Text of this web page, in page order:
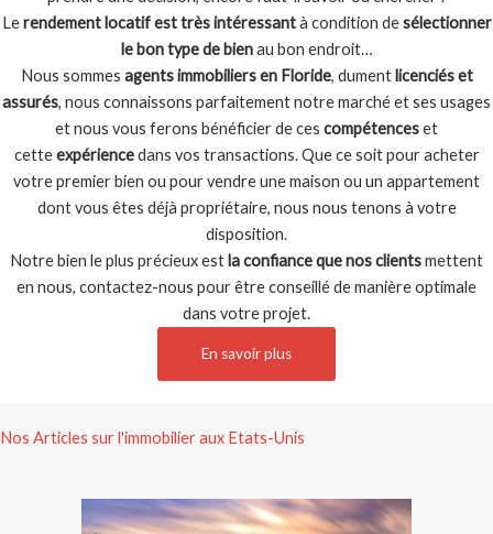
Lerendement locatif est très intéressantà condition desélectionner
le bon type de bienau bon endroit…
Nous sommes agents immobiliers en Floride, dument licenciés et
assurés, nous connaissons parfaitement notre marché et ses usages
et nous vous ferons bénéficier de ces compétenceset
cetteexpériencedans vos transactions. Que ce soit pour acheter
votre premier bien ou pour vendre une maison ou un appartement
dont vous êtes déjà propriétaire, nous nous tenons à votre
disposition.
Notre bien le plus précieux est la confiance que nos clientsmettent
en nous, contactez-nous pour être conseillé de manière optimale
dans votre projet.
En savoir plus
Nos Articles sur l'immobilier aux Etats-Unis